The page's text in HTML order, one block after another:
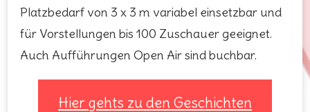
Platzbedarf von 3 x 3 m variabel einsetzbar und
für Vorstellungen bis 100 Zuschauer geeignet.
Auch Aufführungen Open Air sind buchbar.
Hier gehts zu den Geschichten